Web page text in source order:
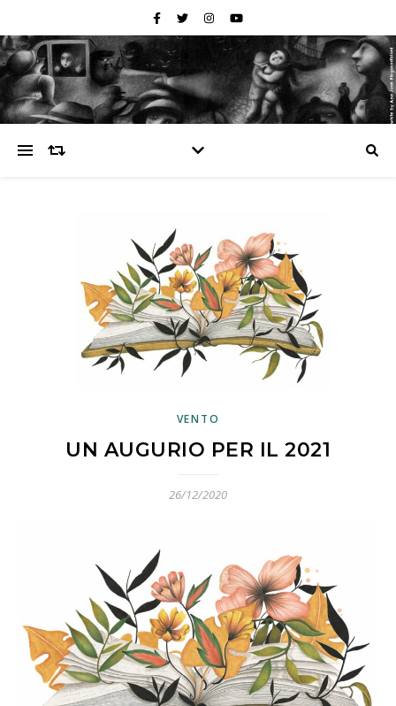
VENTO
UN AUGURIO PER IL 2021
26/12/2020